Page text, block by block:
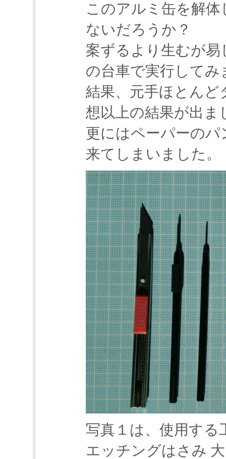
このアルミ缶を解
ないだろうか？
案ずるより生むが易
の台車で実行してみ
結果、元手ほとんど
想以上の結果が出ま
更にはペーパーの
来てしまいました。
写真１は、使用する
エッチングはさみ